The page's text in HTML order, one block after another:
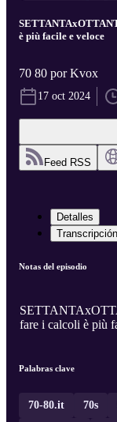
è più facile e veloce
70 80 por Kvox
17 oct 2024
Feed RSS
Detalles
Transcripción
Notas del episodio
fare i calcoli è più
Palabras clave
70-80.it 70s